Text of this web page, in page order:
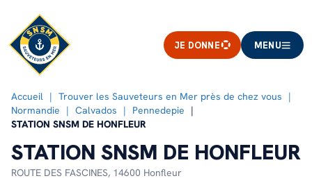
JE DONNE MENU
Accueil
Trouver les Sauveteurs en Mer près de chez vous
Normandie
Calvados
Pennedepie
STATION SNSM DE HONFLEUR
STATION SNSM DE HONFLEUR
ROUTE DES FASCINES, 14600 Honfleur